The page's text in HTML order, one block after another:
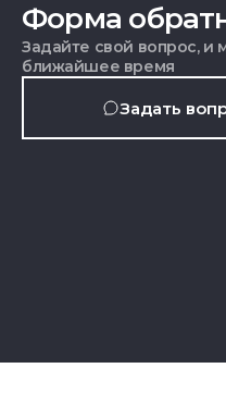
Форма
Задайте свой вопрос, и
ближайшее время
Задать